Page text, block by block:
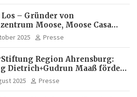
– Gründer von
Moose, Moose Casa
Apartamento Brasil |
Experte für Bildung
2025 Presse
Region Ahrensburg:
Dietrich+Gudrun Maaß fördert
von Frauen
2025 Presse